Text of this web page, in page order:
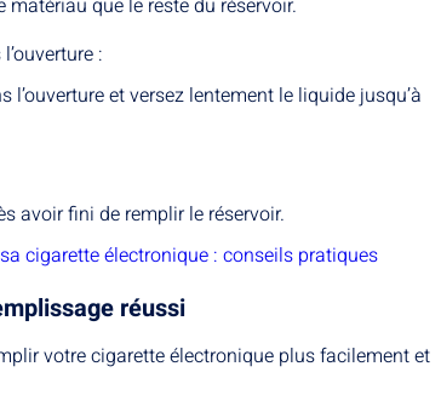
que le reste du réservoir.
:
l’ouverture et versez lentement le liquide jusqu’à
avoir fini de remplir le réservoir.
cigarette électronique : conseils pratiques
réussi
votre cigarette électronique plus facilement et